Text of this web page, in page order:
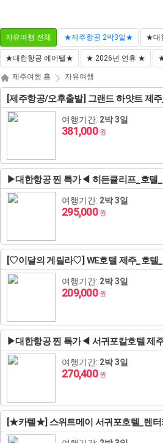
해외패키지 해외항공+호텔
동남아/대만/서남아 태국
방콕/파타야
치앙마이
말레이시아
쿠알라룸푸르
다낭
나트랑
푸꾸옥
하노이/하롱베이
호치민/판티엣(무이네
인도네시아
발리
필리핀
세부
보홀
마닐라
클락
씨엠립(앙코르왓)
라오스
방비엥
루앙프라방
대만
타이베이
가오슝
브루나이
브루나이
싱가포르
인도/네팔
일본 도쿄
오사카/교토/고베/나라
오키나와
벳부/유후인
삿포로/후라노/비에이
아키타/센다이
다카마츠/나오시마/마츠야
괌
시드니/골드코스트
멜버른
뉴질랜드
유럽/아프리카
영국
이탈리아
프랑스
벨기에/네덜란드/룩셈부르
체코
헝가리
북유럽일주
크로아티아
라트비아
리투아니아
조지아
아르메니아
아제르바이잔
스페인
포르투갈
튀르키예(터키)
그리스/이집트
케냐/남아공
미주/하와이/알래스카
하와이/이웃섬
뉴욕/보스톤/워싱턴D.C
캐나다
남미(브라질/칠레/아르헨
알래스카
아시아
홍콩
장가계
백두산
북경
사천성(성도/구채구)
황산
서안
하이난
ZEUS(하이엔드)
자유여행 전체 ★제주항공 2박3일★ ★대
★대한항공 에어텔★ ★ 2026년 연휴 ★
제주여행 홈 자유여행
[제주항공/오후출발] 그랜드 하얏트 제
여행기간: 2박 3일
381,000 원
▶대한항공 찐 특가◀ 히든클리프_호텔
여행기간: 2박 3일
295,000 원
[♡이달의 게릴라♡] WE호텔 제주_호텔
여행기간: 2박 3일
209,000 원
▶대한항공 찐 특가◀ 서귀포칼호텔 제
여행기간: 2박 3일
270,400 원
[★카텔★] 스위트메이 서귀포호텔_렌터